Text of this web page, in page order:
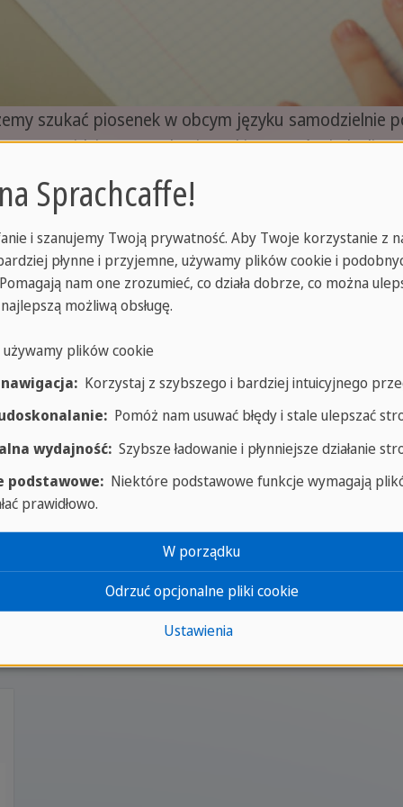
szukać piosenek w obcym języku samodzielnie
Znajdziemy wtedy piosenki, artystów i
następnego odpowiadającego naszym kryteriom.
- dostępne na nim są podcasty, czyli słuchowiska
posłuchać tekstów mówionych niż
na Spotify. Oczywiście jest ich mniej niż
i innych.
przez zespół Sprachcaffe Polska wykorzystacie w
przez zabawę. Spotify zapewnia przyjemne z
Sprachcaffe!
i szanujemy Twoją prywatność. Aby Twoje korzystanie z
płynne i przyjemne, używamy plików cookie i
nam one zrozumieć, co działa dobrze, co można
możliwą obsługę.
używamy plików cookie
nawigacja:Korzystaj z szybszego i bardziej intuicyjnego
Pomóż nam usuwać błędy i stale ulepszać
wydajność:Szybsze ładowanie i płynniejsze działanie
podstawowe:Niektóre podstawowe funkcje wymagają
prawidłowo.
Ustawienia
Odrzuć opcjonalne pliki cookie
W porządku